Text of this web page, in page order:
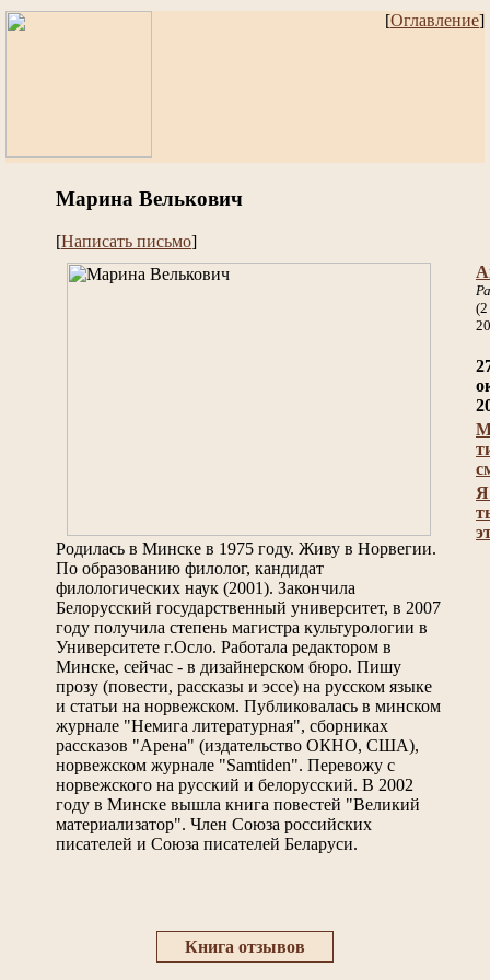
[Оглавление]
Марина Велькович
[Написать письмо]
Родилась в Минске в 1975 году. Живу в Норвегии.
По образованию филолог, кандидат
филологических наук (2001). Закончила
Белорусский государственный университет, в 2007
году получила степень магистра культурологии в
Университете г.Осло. Работала редактором в
Минске, сейчас - в дизайнерском бюро. Пишу
прозу (повести, рассказы и эссе) на русском языке
и статьи на норвежском. Публиковалась в минском
журнале "Немига литературная", сборниках
рассказов "Арена" (издательство ОКНО, США),
норвежском журнале "Samtiden". Перевожу с
норвежского на русский и белорусский. В 2002
году в Минске вышла книга повестей "Великий
материализатор". Член Союза российских
писателей и Союза писателей Беларуси.
(2
Я
Книга отзывов